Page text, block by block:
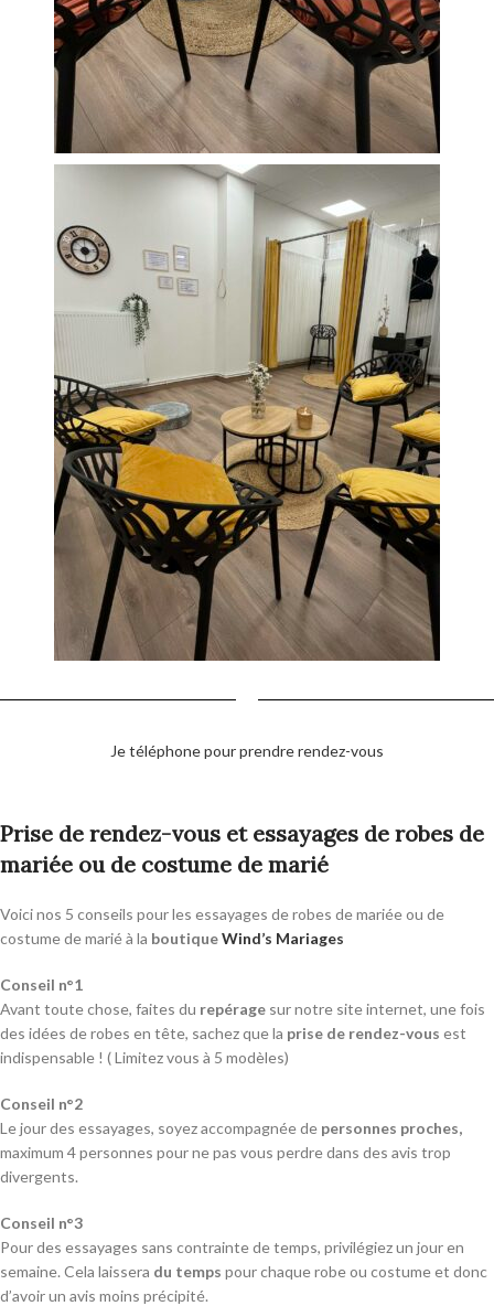
Je téléphone pour prendre rendez-vous
Prise de rendez-vous et essayages de robes de
mariée ou de costume de marié
Voici nos 5 conseils pour les essayages de robes de mariée ou de
costume de marié à la boutiqueWind’s Mariages
Conseil n°1
Avant toute chose, faites du repérage sur notre site internet, une fois
des idées de robes en tête, sachez que la prise de rendez-vous est
indispensable ! ( Limitez vous à 5 modèles)
Conseil n°2
Le jour des essayages, soyez accompagnée de personnes proches,
maximum 4 personnes pour ne pas vous perdre dans des avis trop
divergents.
Conseil n°3
Pour des essayages sans contrainte de temps, privilégiez un jour en
semaine. Cela laissera du temps pour chaque robe ou costume et donc
d’avoir un avis moins précipité.